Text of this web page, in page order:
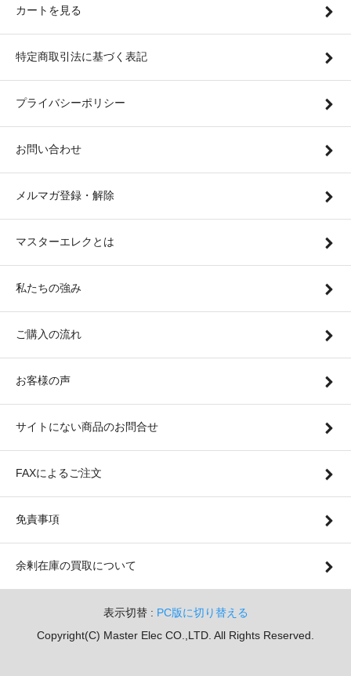
カートを見る
特定商取引法に基づく表記
プライバシーポリシー
お問い合わせ
メルマガ登録・解除
マスターエレクとは
私たちの強み
ご購入の流れ
お客様の声
サイトにない商品のお問合せ
FAXによるご注文
免責事項
余剰在庫の買取について
表示切替 : PC版に切り替える
Copyright(C) Master Elec CO.,LTD. All Rights Reserved.